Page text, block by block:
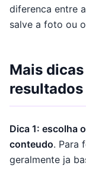
diferenca entre
salve a foto ou
Mais
resultados
Dica 1: escolha
conteudo. Para
geralmente ja